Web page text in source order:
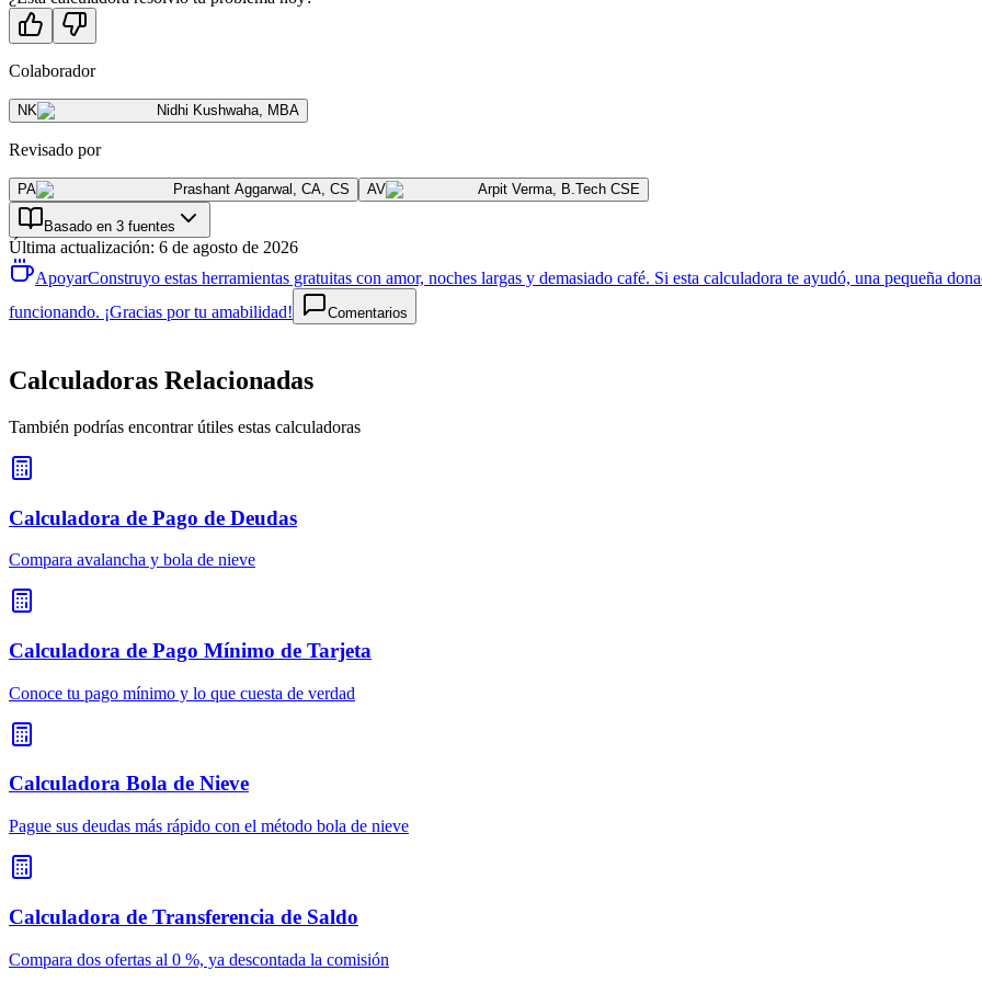
Colaborador
NK Nidhi Kushwaha, MBA
Revisado por
PA Prashant Aggarwal , CA, CS AV Arpit Verma, B.Tech CSE
Basado en 3 fuentes
Última actualización: 6 de agosto de 2026
ApoyarConstruyo estas herramientas gratuitas con amor, noches largas y demasiado café. Si esta calculadora te ayudó, una pequeña
funcionando. ¡Gracias por tu amabilidad!
Comentarios
Calculadoras Relacionadas
También podrías encontrar útiles estas calculadoras
Calculadora de Pago de Deudas
Compara avalancha y bola de nieve
Calculadora de Pago Mínimo de Tarjeta
Conoce tu pago mínimo y lo que cuesta de verdad
Calculadora Bola de Nieve
Pague sus deudas más rápido con el método bola de nieve
Calculadora de Transferencia de Saldo
Compara dos ofertas al 0 %, ya descontada la comisión